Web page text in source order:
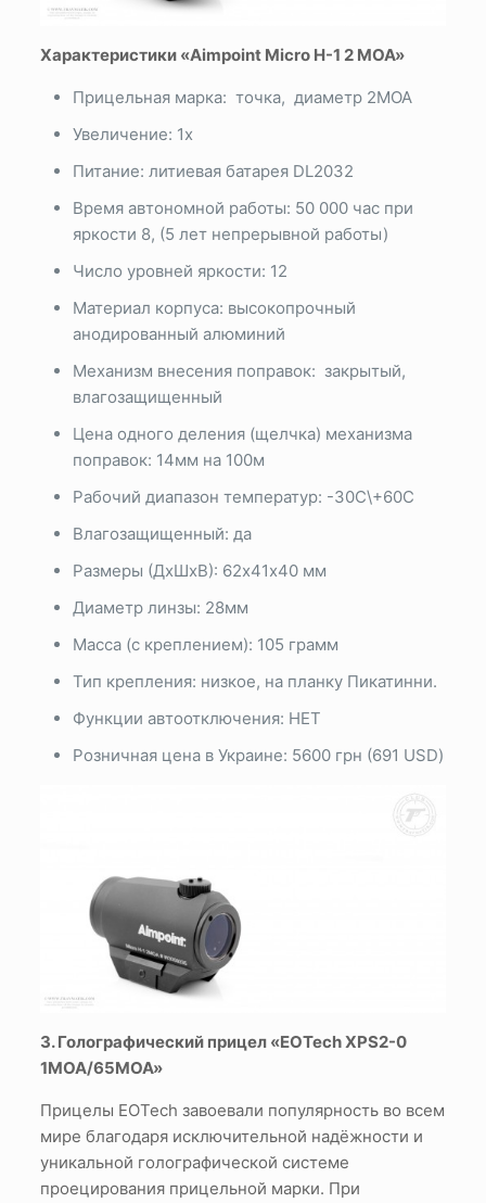
Характеристики «Aimpoint Micro H-1 2 MOA»
Прицельная марка: точка, диаметр 2МОА
Увеличение: 1х
Питание: литиевая батарея DL2032
Время автономной работы: 50 000 час при
яркости 8, (5 лет непрерывной работы)
Число уровней яркости: 12
Материал корпуса: высокопрочный
анодированный алюминий
Механизм внесения поправок: закрытый,
влагозащищенный
Цена одного деления (щелчка) механизма
поправок: 14мм на 100м
Рабочий диапазон температур: -30С\+60С
Влагозащищенный: да
Размеры (ДхШхВ): 62х41х40 мм
Диаметр линзы: 28мм
Масса (с креплением): 105 грамм
Тип крепления: низкое, на планку Пикатинни.
Функции автоотключения: НЕТ
Розничная цена в Украине: 5600 грн (691 USD)
3. Голографический прицел «EOTech XPS2-0
1MOA/65MOA»
Прицелы EOTech завоевали популярность во всем
мире благодаря исключительной надёжности и
уникальной голографической системе
проецирования прицельной марки. При